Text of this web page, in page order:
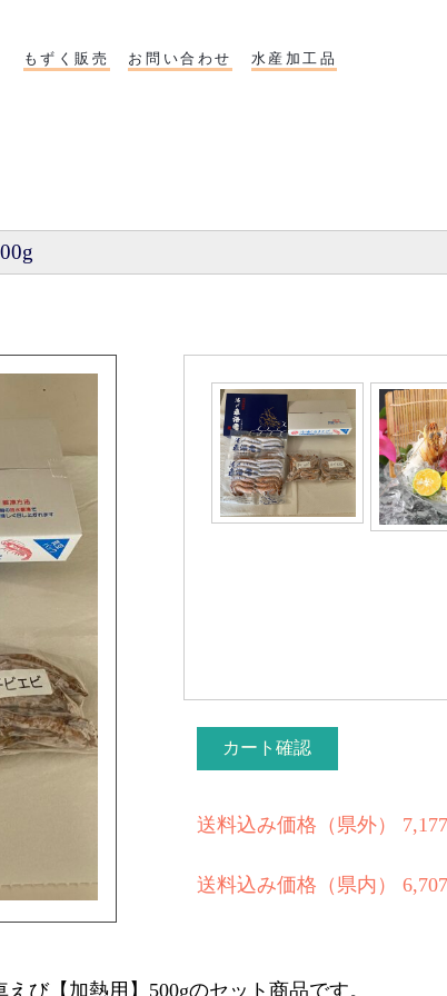
もずく販売 お問い合わせ 水産加工品
カート確認
送料込み価格（県外）
送料込み価格（県内）
び【加熱用】500gのセット商品です。